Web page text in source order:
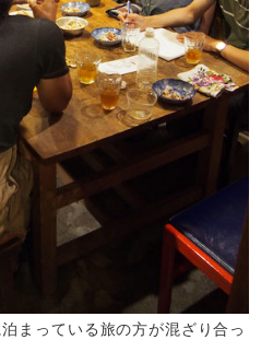
まっている旅の方が混ざり合っ